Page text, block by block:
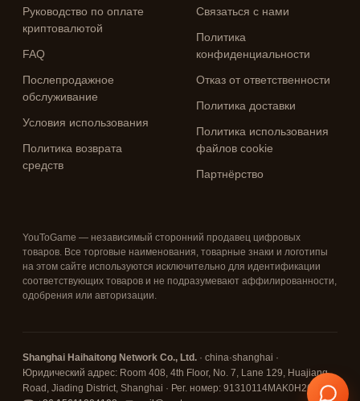
Руководство по оплате
криптовалютой
FAQ
Послепродажное
обслуживание
Условия использования
Политика возврата
средств
Связаться с нами
Политика
конфиденциальности
Отказ от ответственности
Политика доставки
Политика использования
файлов cookie
Партнёрство
YouToGame — независимый сторонний продавец цифровых
товаров. Все торговые наименования, товарные знаки и логотипы
на этом сайте используются исключительно для идентификации
соответствующих товаров и не подразумевают аффилированности,
одобрения или авторизации.
Shanghai Haihaitong Network Co., Ltd. · china·shanghai ·
Юридический адрес: Room 408, 4th Floor, No. 7, Lane 129, Huajiang
Road, Jiading District, Shanghai · Рег. номер: 91310114MAK0H26D67 ·